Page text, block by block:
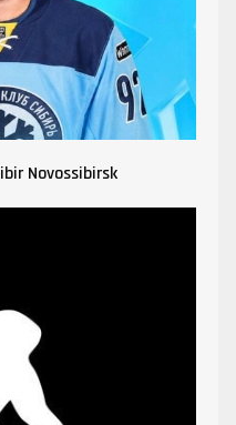
Novossibirsk